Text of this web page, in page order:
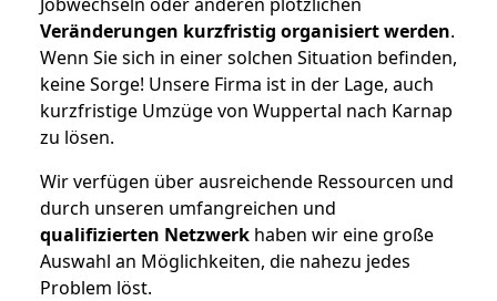
Veränderungen kurzfristig organisiert werden.
Wenn Sie sich in einer solchen Situation befinden,
keine Sorge! Unsere Firma ist in der Lage, auch
kurzfristige Umzüge von Wuppertal nach Karnap
zu lösen.
Wir verfügen über ausreichende Ressourcen und
durch unseren umfangreichen und
qualifizierten Netzwerk haben wir eine große
Auswahl an Möglichkeiten, die nahezu jedes
Problem löst.